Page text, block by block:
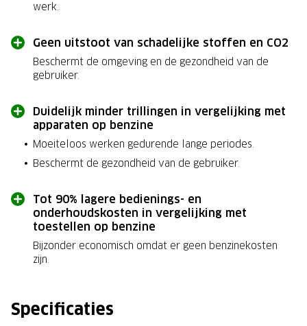
werk.
Geen uitstoot van schadelijke stoffen en CO2
Beschermt de omgeving en de gezondheid van de
gebruiker.
Duidelijk minder trillingen in vergelijking met
apparaten op benzine
Moeiteloos werken gedurende lange periodes.
Beschermt de gezondheid van de gebruiker.
Tot 90% lagere bedienings- en
onderhoudskosten in vergelijking met
toestellen op benzine
Bijzonder economisch omdat er geen benzinekosten
zijn.
Specificaties